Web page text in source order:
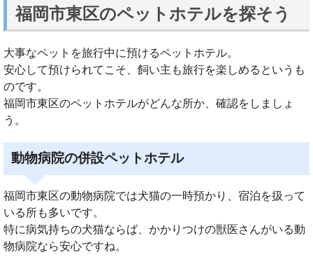
福岡市東区のペットホテルを探そう
大事なペットを旅行中に預けるペットホテル。
安心して預けられてこそ、飼い主も旅行を楽しめるというも
のです。
福岡市東区のペットホテルがどんな所か、確認をしましょ
う。
動物病院の併設ペットホテル
福岡市東区の動物病院では犬猫の一時預かり、宿泊を扱って
いる所も多いです。
特に病気持ちの犬猫ならば、かかりつけの獣医さんがいる動
物病院なら安心ですね。